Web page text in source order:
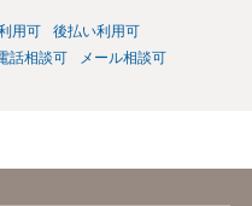
用可
後払い利用可
話相談可
メール相談可